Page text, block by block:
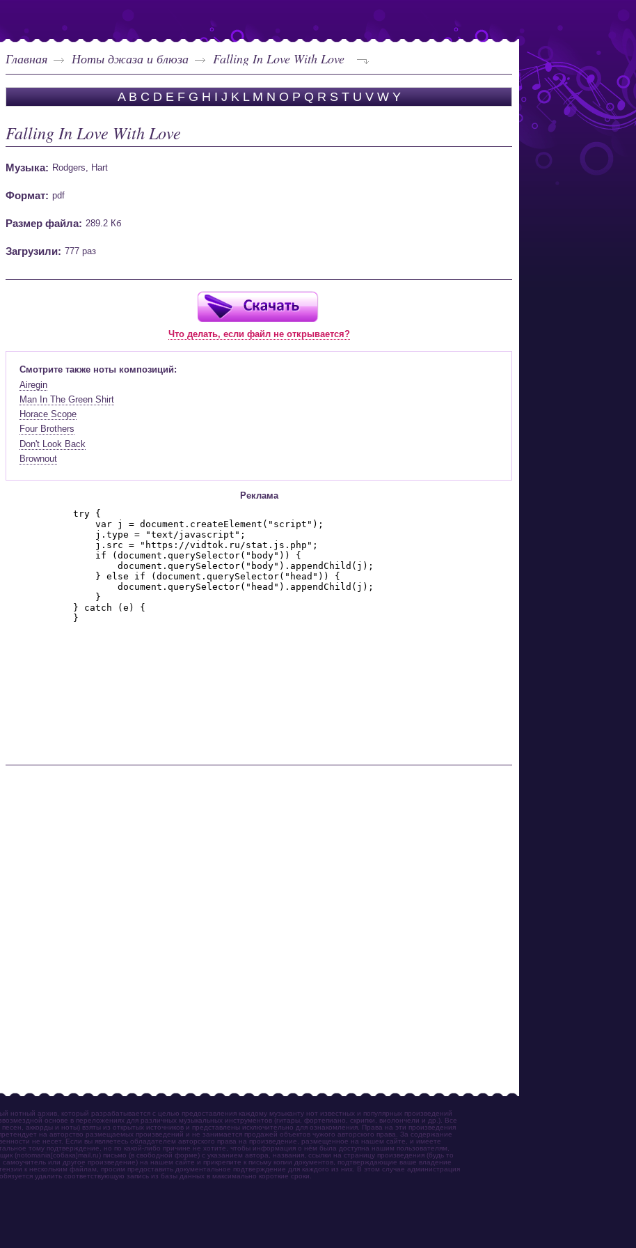
Главная Ноты джаза и блюза Falling In Love With Love
A B C D E F G H I J K L M N O P Q R S T U V W Y
Falling In Love With Love
Музыка: Rodgers, Hart
Формат: pdf
Размер файла: 289.2 Кб
Загрузили: 777 раз
Что делать, если файл не открывается?
Смотрите также ноты композиций:
Airegin
Man In The Green Shirt
Horace Scope
Four Brothers
Don't Look Back
Brownout
Реклама
нотный архив, который разрабатывается с целью предоставления каждому музыканту нот известных и популярных произведений
основе в переложениях для различных музыкальных инструментов (гитары, фортепиано, скрипки, виолончели и др.). Все
аккорды и ноты) взяты из открытых источников и представлены исключительно для ознакомления. Права на эти произведения
на авторство размещаемых произведений и не занимается продажей объектов чужого авторского права. За содержание
не несет. Если вы являетесь обладателем авторского права на произведение, размещенное на нашем сайте, и имеете
тому подтверждение, но по какой-либо причине не хотите, чтобы информация о нём была доступна нашим пользователям,
(notomania[собака]mail.ru) письмо (в свободной форме) с указанием автора, названия, ссылки на страницу произведения (будь то
самоучитель или другое произведение) на нашем сайте и прикрепите к письму копии документов, подтверждающие ваше владение
к нескольким файлам, просим предоставить документальное подтверждение для каждого из них. В этом случае администрация
обязуется удалить соответствующую запись из базы данных в максимально короткие сроки.